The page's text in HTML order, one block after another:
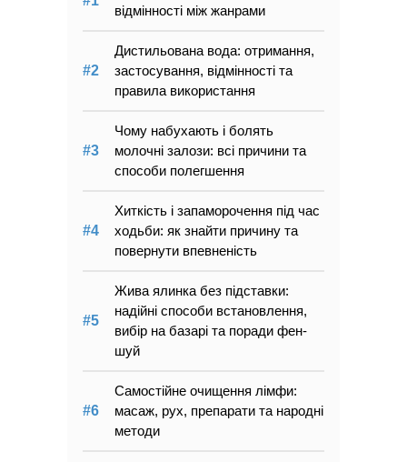
відмінності між жанрами
Дистильована вода: отримання,
застосування, відмінності та
правила використання
Чому набухають і болять
молочні залози: всі причини та
способи полегшення
Хиткість і запаморочення під час
ходьби: як знайти причину та
повернути впевненість
Жива ялинка без підставки:
надійні способи встановлення,
вибір на базарі та поради фен-
шуй
Самостійне очищення лімфи:
масаж, рух, препарати та народні
методи